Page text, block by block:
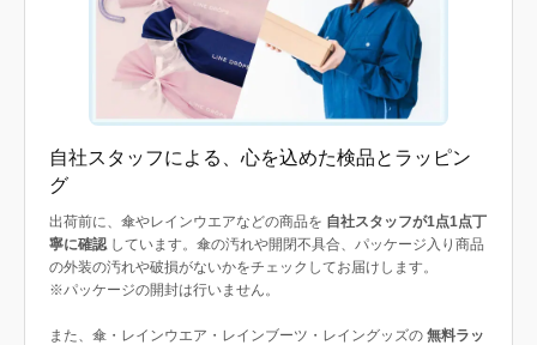
自社スタッフによる、心を込めた検品とラッピン
グ
出荷前に、傘やレインウエアなどの商品を 自社スタッフが1点1点丁
寧に確認しています。傘の汚れや開閉不具合、パッケージ入り商品
の外装の汚れや破損がないかをチェックしてお届けします。
※パッケージの開封は行いません。
また、傘・レインウエア・レインブーツ・レイングッズの 無料ラッ